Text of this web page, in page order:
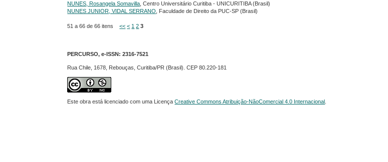
NUNES, Rosangela Somavilla , Centro Universitário Curitiba - UNICURITIBA (Brasil)
NUNES JUNIOR, VIDAL SERRANO
, Faculdade de Direito da PUC-SP (Brasil)
51 a 66 de 66 itens<< < 1 2 3
PERCURSO, e-ISSN:2316-7521
Rua Chile, 1678, Rebouças, Curitiba/PR (Brasil). CEP 80.220-181
Este obra está licenciado com uma LicençaCreative Commons Atribuição-NãoComercial 4.0 Internacional